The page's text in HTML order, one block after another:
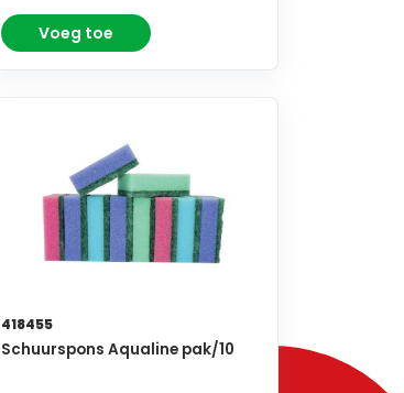
Voeg toe
418455
Schuurspons Aqualine pak/10